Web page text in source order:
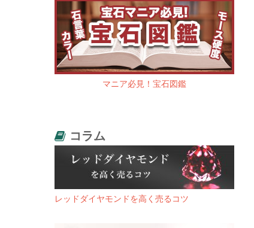
マニア必見！宝石図鑑
コラム
レッドダイヤモンドを高く売るコツ